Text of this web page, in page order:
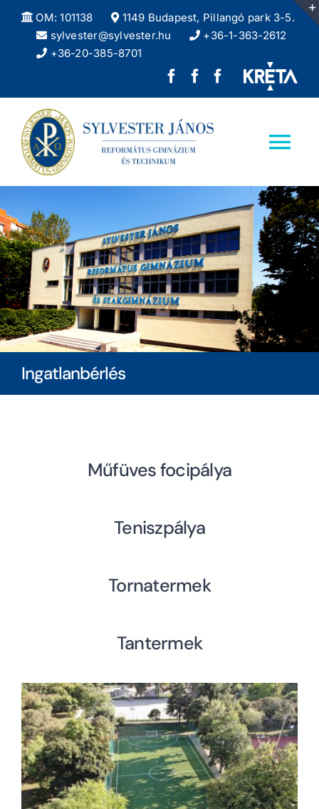
Kihagyás
OM: 101138 1149 Budapest, Pillangó park 3-5.
sylvester@sylvester.hu
+36-1-363-2612
+36-20-385-8701
Sylvester
Református
facebook
oldala
REFlex,
Sylvester
Sylvester
facebook
Iskolánkról
Felvételizőknek
Diákoknak
Szülőknek
Dokumentumok
Ingatlanbérlés
Műfüves focipálya
Teniszpálya
Tornatermek
Tantermek